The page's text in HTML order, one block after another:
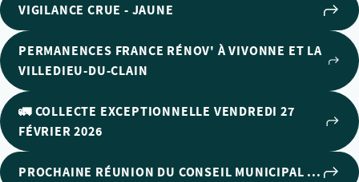
VIGILANCE CRUE - JAUNE
PERMANENCES FRANCE RÉNOV' À VIVONNE ET LA
VILLEDIEU-DU-CLAIN
🚛 COLLECTE EXCEPTIONNELLE VENDREDI 27
FÉVRIER 2026
PROCHAINE RÉUNION DU CONSEIL MUNICIPAL ...